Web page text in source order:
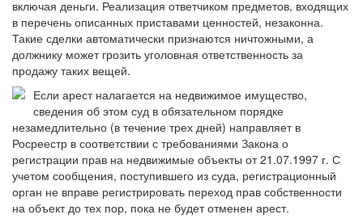
включая деньги. Реализация ответчиком предметов, входящих
в перечень описанных приставами ценностей, незаконна.
Такие сделки автоматически признаются ничтожными, а
должнику может грозить уголовная ответственность за
продажу таких вещей.
Если арест налагается на недвижимое имущество,
сведения об этом суд в обязательном порядке
незамедлительно (в течение трех дней) направляет в
Росреестр в соответствии с требованиями Закона о
регистрации прав на недвижимые объекты от 21.07.1997 г. С
учетом сообщения, поступившего из суда, регистрационный
орган не вправе регистрировать переход прав собственности
на объект до тех пор, пока не будет отменен арест.